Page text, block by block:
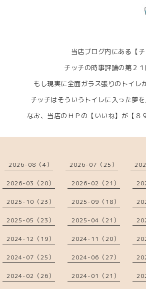
当店ブログ内にある【
チッチの時事評論の第２
もし現実に全面ガラス張りのトイレ
チッチはそういうトイレに入った夢
なお、当店のＨＰの【いいね】が【８
2026-08（4） 2026-07（25）
2026-03（20） 2026-02（21）
2025-10（23） 2025-09（18）
2025-05（23） 2025-04（21）
2024-12（19） 2024-11（20）
2024-07（25） 2024-06（27）
2024-02（26） 2024-01（21）